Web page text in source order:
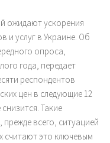
ожидают ускорения
и услуг в Украине. Об
опроса,
года, передает
респондентов
цен в следующие 12
Такие
всего, ситуацией
считают это ключевым